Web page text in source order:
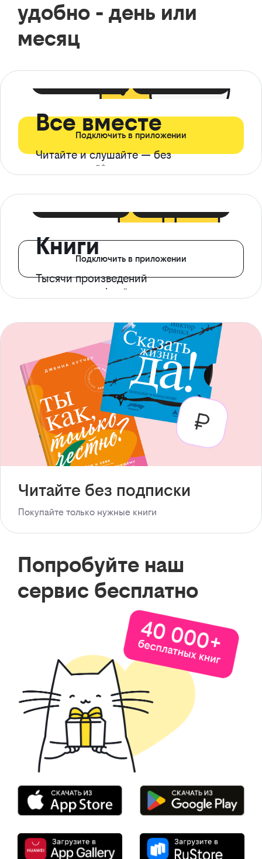
удобно - день или
месяц
Все вместе
Читайте и слушайте — без
ограничений*
Подключить в приложении
Книги
Тысячи произведений
с доступом офлайн
Подключить в приложении
Читайте без подписки
Покупайте только нужные книги
Попробуйте наш
сервис бесплатно